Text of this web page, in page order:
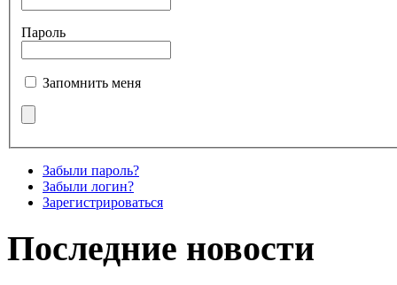
Пароль
Запомнить меня
Забыли пароль?
Забыли логин?
Зарегистрироваться
Последние новости